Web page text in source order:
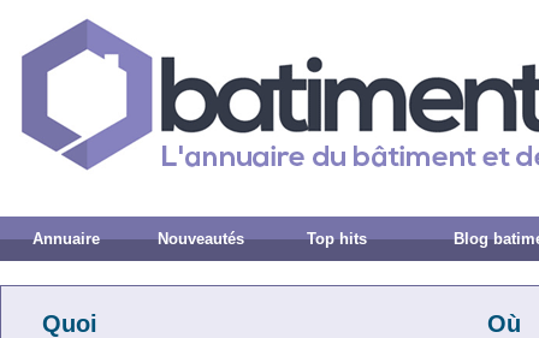
Annuaire Nouveautés Top hits Blog
Quoi Où